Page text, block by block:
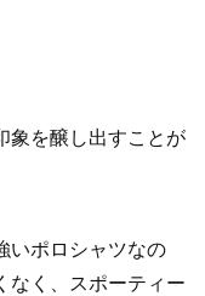
象を醸し出すことが
いポロシャツなの
なく、スポーティー